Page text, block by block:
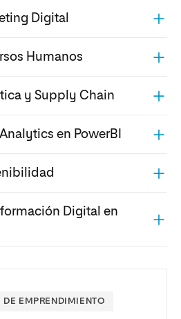
Digital
Humanos
y Supply Chain
en PowerBI
Digital en
DE EMPRENDIMIENTO